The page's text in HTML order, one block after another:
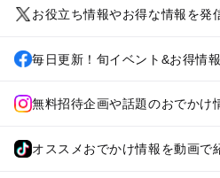
お役立ち情報やお得な情報を発
毎日更新！旬イベント&お得情
無料招待企画や話題のおでかけ
オススメおでかけ情報を動画で